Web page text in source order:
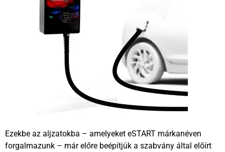
Ezekbe az aljzatokba – amelyeket eSTART márkanéven
forgalmazunk – már előre beépítjük a szabvány által előírt